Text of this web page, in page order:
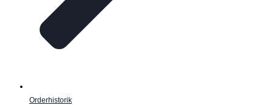
Orderhistorik